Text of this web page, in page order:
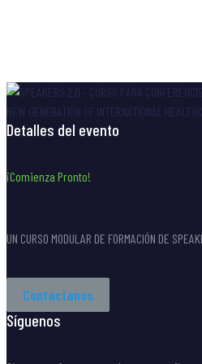
Detalles del evento
¡Comienza Pronto!
UN CURSO MODULAR DE FORMACIÓN DE
Contáctanos
Síguenos